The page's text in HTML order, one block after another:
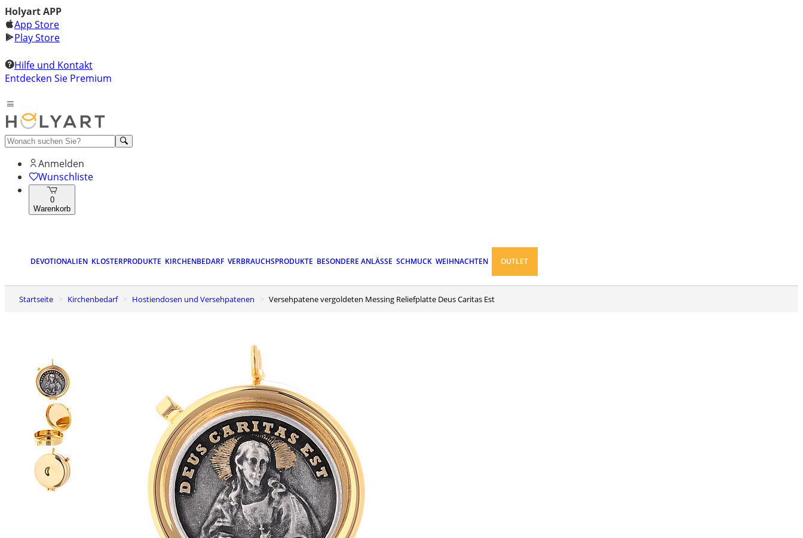
Holyart APP
App Store
Play Store
Hilfe und Kontakt
Entdecken Sie Premium
Anmelden
Wunschliste
0
Warenkorb
DEVOTIONALIEN KLOSTERPRODUKTE KIRCHENBEDARF VERBRAUCHSPRODUKTE BESONDERE ANLÄSSE SCHMUCK WEIHNACHTEN OUTLET
Startseite Kirchenbedarf Hostiendosen und Versehpatenen Versehpatene vergoldeten Messing Reliefplatte Deus Caritas Est